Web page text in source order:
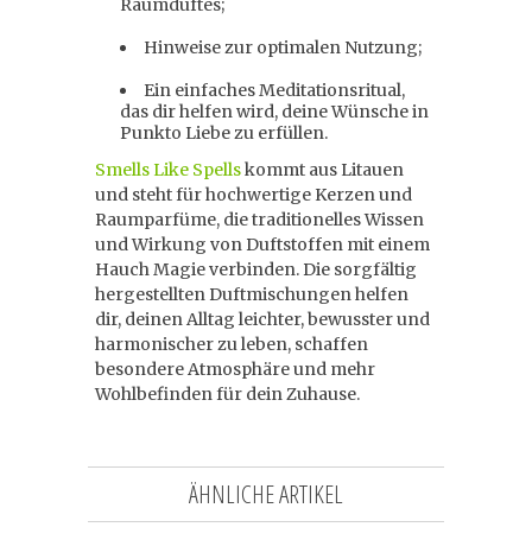
Raumduftes;
Hinweise zur optimalen Nutzung;
Ein einfaches Meditationsritual,
das dir helfen wird, deine Wünsche in
Punkto Liebe zu erfüllen.
Smells Like Spellskommt aus Litauen
und steht für hochwertige Kerzen und
Raumparfüme, die traditionelles Wissen
und Wirkung von Duftstoffen mit einem
Hauch Magie verbinden. Die sorgfältig
hergestellten Duftmischungen helfen
dir, deinen Alltag leichter, bewusster und
harmonischer zu leben, schaffen
besondere Atmosphäre und mehr
Wohlbefinden für dein Zuhause.
ÄHNLICHE ARTIKEL